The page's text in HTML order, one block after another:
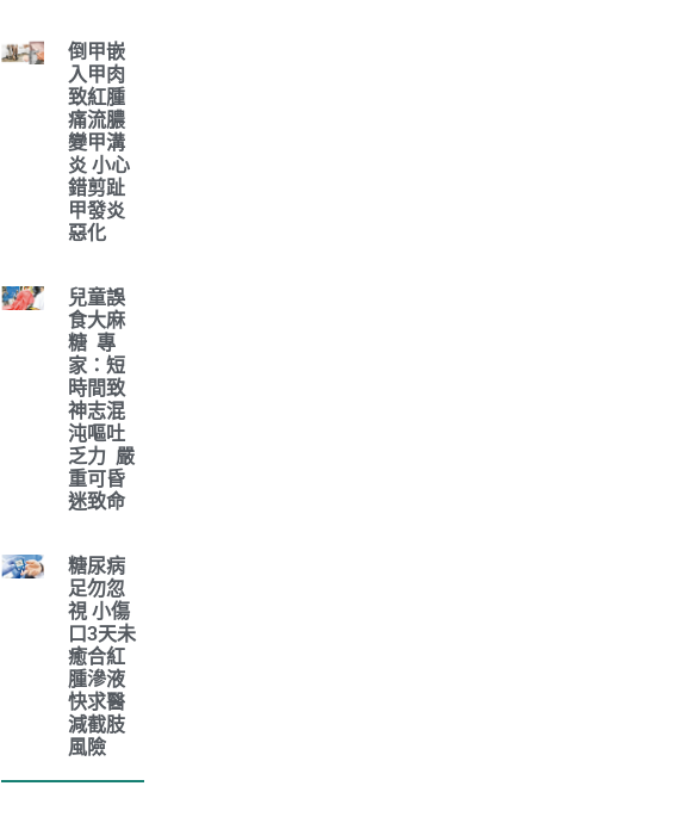
倒甲嵌
入甲肉
致紅腫
痛流膿
變甲溝
炎 小心
錯剪趾
甲發炎
惡化
兒童誤
食大麻
糖 專
家：短
時間致
神志混
沌嘔吐
乏力 嚴
重可昏
迷致命
糖尿病
足勿忽
視 小傷
口3天未
癒合紅
腫滲液
快求醫
減截肢
風險